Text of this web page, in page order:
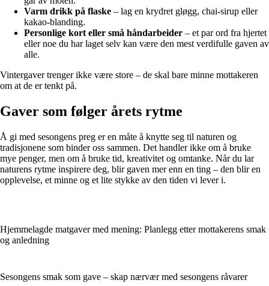
Varm drikk på flaske – lag en krydret gløgg, chai-sirup eller
kakao-blanding.
Personlige kort eller små håndarbeider – et par ord fra hjertet
eller noe du har laget selv kan være den mest verdifulle gaven av
alle.
Vintergaver trenger ikke være store – de skal bare minne mottakeren
om at de er tenkt på.
Gaver som følger årets rytme
Å gi med sesongens preg er en måte å knytte seg til naturen og
tradisjonene som binder oss sammen. Det handler ikke om å bruke
mye penger, men om å bruke tid, kreativitet og omtanke. Når du lar
naturens rytme inspirere deg, blir gaven mer enn en ting – den blir en
opplevelse, et minne og et lite stykke av den tiden vi lever i.
Hjemmelagde matgaver med mening: Planlegg etter mottakerens smak
og anledning
Sesongens smak som gave – skap nærvær med sesongens råvarer